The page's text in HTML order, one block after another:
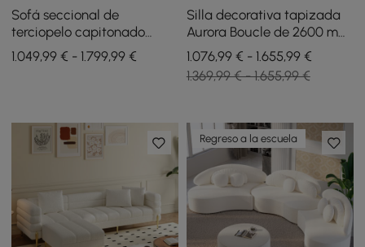
Sofá seccional de
terciopelo capitonado
Nimbus de 118 pulgadas y 4
piezas con otomana
1.049,99 € - 1.799,99 €
Silla decorativa tapizada
Aurora Boucle de 2600 mm,
sofá diván Boucle de 3
asientos con otomanas
1.076,99 € - 1.655,99 €
1.369,99 € - 1.655,99 €
Regreso a la escuela